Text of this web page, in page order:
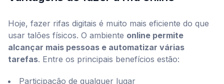
Hoje, fazer rifas digitais é muito mais eficiente do que
usar talões físicos. O ambiente online permite
alcançar mais pessoas e automatizar várias
tarefas. Entre os principais benefícios estão:
Participação de qualquer lugar